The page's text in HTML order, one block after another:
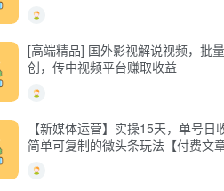
[高端精品] 国外影视解说视频，批
创，传中视频平台赚取收益
【新媒体运营】实操15天，单号
简单可复制的微头条玩法【付费文章